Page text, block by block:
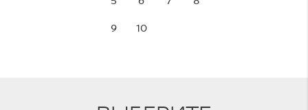
9
10